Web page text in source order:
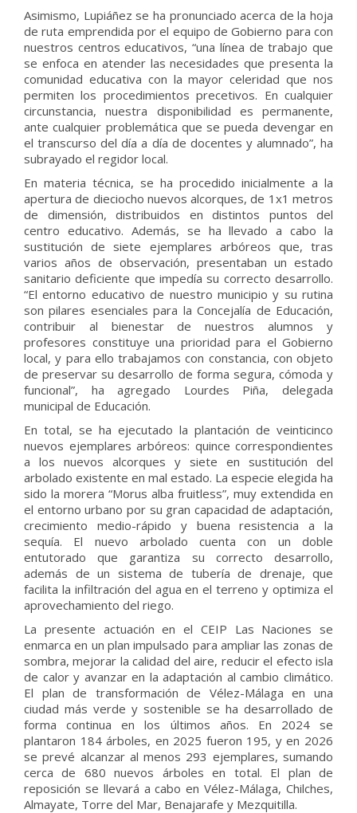
Asimismo, Lupiáñez se ha pronunciado acerca de la hoja
de ruta emprendida por el equipo de Gobierno para con
nuestros centros educativos, “una línea de trabajo que
se enfoca en atender las necesidades que presenta la
comunidad educativa con la mayor celeridad que nos
permiten los procedimientos precetivos. En cualquier
circunstancia, nuestra disponibilidad es permanente,
ante cualquier problemática que se pueda devengar en
el transcurso del día a día de docentes y alumnado”, ha
subrayado el regidor local.
En materia técnica, se ha procedido inicialmente a la
apertura de dieciocho nuevos alcorques, de 1x1 metros
de dimensión, distribuidos en distintos puntos del
centro educativo. Además, se ha llevado a cabo la
sustitución de siete ejemplares arbóreos que, tras
varios años de observación, presentaban un estado
sanitario deficiente que impedía su correcto desarrollo.
“El entorno educativo de nuestro municipio y su rutina
son pilares esenciales para la Concejalía de Educación,
contribuir al bienestar de nuestros alumnos y
profesores constituye una prioridad para el Gobierno
local, y para ello trabajamos con constancia, con objeto
de preservar su desarrollo de forma segura, cómoda y
funcional”, ha agregado Lourdes Piña, delegada
municipal de Educación.
En total, se ha ejecutado la plantación de veinticinco
nuevos ejemplares arbóreos: quince correspondientes
a los nuevos alcorques y siete en sustitución del
arbolado existente en mal estado. La especie elegida ha
sido la morera “Morus alba fruitless”, muy extendida en
el entorno urbano por su gran capacidad de adaptación,
crecimiento medio-rápido y buena resistencia a la
sequía. El nuevo arbolado cuenta con un doble
entutorado que garantiza su correcto desarrollo,
además de un sistema de tubería de drenaje, que
facilita la infiltración del agua en el terreno y optimiza el
aprovechamiento del riego.
La presente actuación en el CEIP Las Naciones se
enmarca en un plan impulsado para ampliar las zonas de
sombra, mejorar la calidad del aire, reducir el efecto isla
de calor y avanzar en la adaptación al cambio climático.
El plan de transformación de Vélez-Málaga en una
ciudad más verde y sostenible se ha desarrollado de
forma continua en los últimos años. En 2024 se
plantaron 184 árboles, en 2025 fueron 195, y en 2026
se prevé alcanzar al menos 293 ejemplares, sumando
cerca de 680 nuevos árboles en total. El plan de
reposición se llevará a cabo en Vélez-Málaga, Chilches,
Almayate, Torre del Mar, Benajarafe y Mezquitilla.